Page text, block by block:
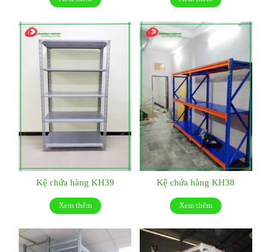
Kệ chứa hàng KH39
Xem thêm
Kệ chứa hàng KH38
Xem thêm